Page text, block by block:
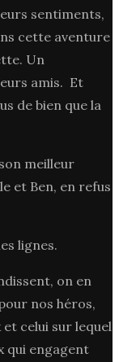
sentiments,
cette aventure
Un
amis. Et
de bien que la
meilleur
et Ben, en refus
lignes.
on en
nos héros,
et celui sur lequel
qui engagent